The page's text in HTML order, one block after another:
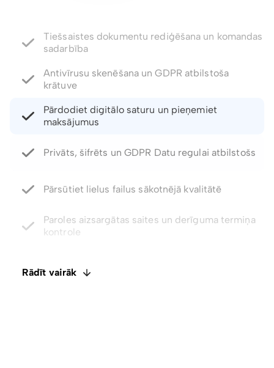
Rādīt vairāk
Antivīrusu skenēšana un GDPR atbilstoša
krātuve
Pārdodiet digitālo saturu un pieņemiet
maksājumus
Privāts, šifrēts un GDPR Datu regulai atbilstošs
Pārsūtiet lielus failus sākotnējā kvalitātē
Paroles aizsargātas saites un derīguma termiņa
Atjaunojiet izdzēstos failus un failu versijas līdz
pat 5 gadiem
ietagošana